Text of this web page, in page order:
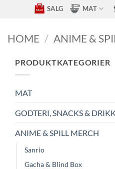
SALG MAT
HOME / ANIME &
PRODUKTKATEGORIER
MAT
GODTERI, SNACKS &
ANIME & SPILL MERCH
Sanrio
Gacha & Blind Box